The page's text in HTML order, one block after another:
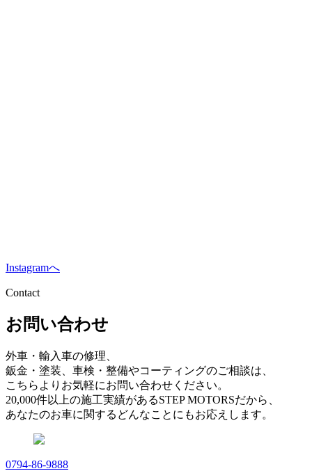
Instagramへ
Contact
お問い合わせ
外車・輸入車の修理、
鈑金・塗装、車検・整備やコーティングのご相談は、
こちらよりお気軽にお問い合わせください。
20,000件以上の施工実績があるSTEP MOTORSだから、
あなたのお車に関するどんなことにもお応えします。
0794-86-9888